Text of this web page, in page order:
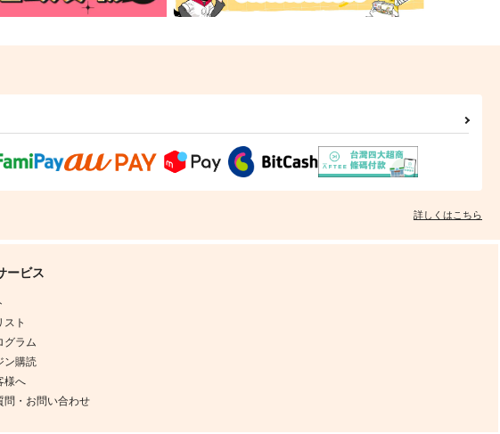
詳しくはこちら
ービス
ト
グラム
ン購読
様へ
問・お問い合わせ